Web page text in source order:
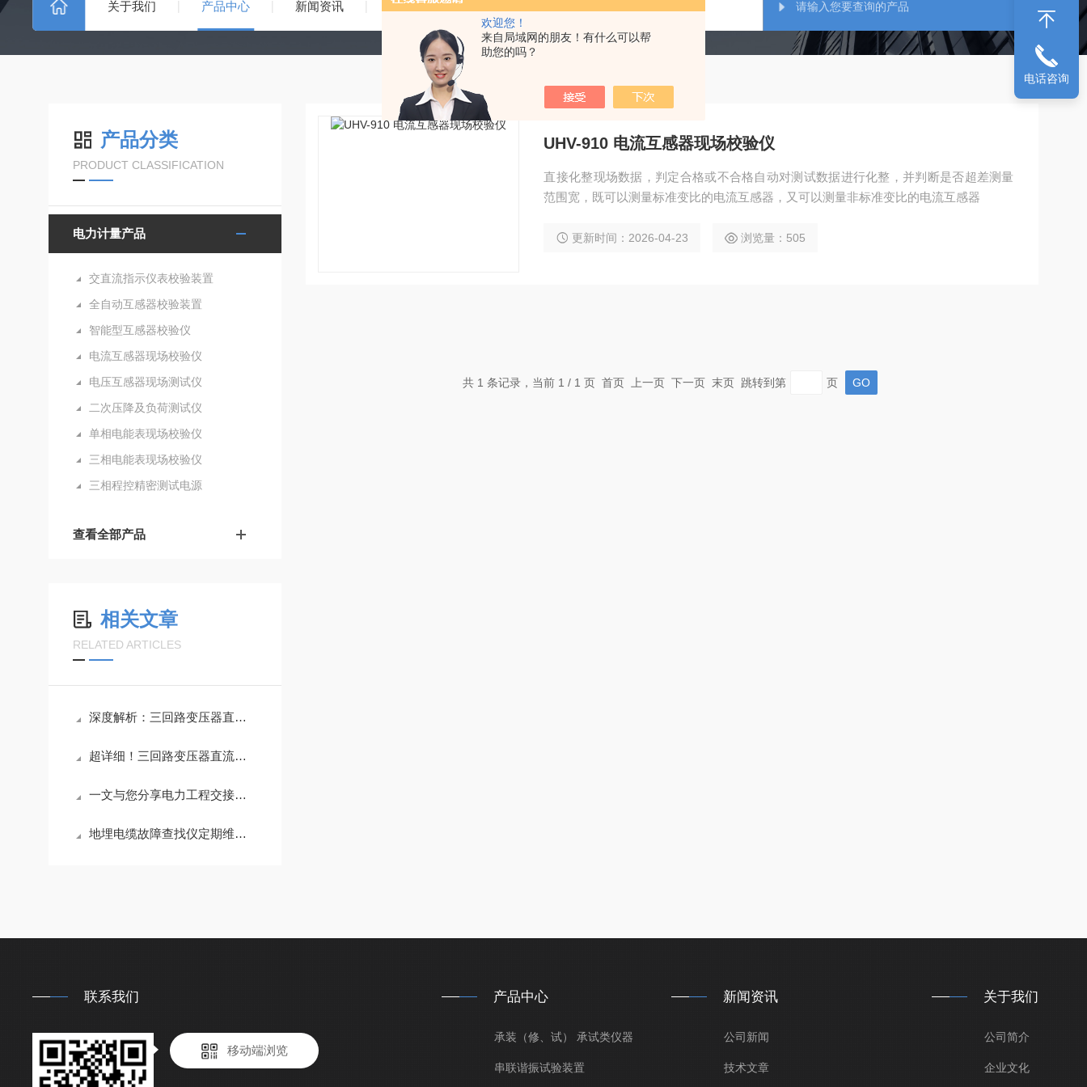
欢迎您！
来自局域网的朋友！有什么可以帮
助您的吗？
关于我们 产品中心 新闻资讯 技术文章
产品分类
PRODUCT CLASSIFICATION
电力计量产品
交直流指示仪表校验装置
全自动互感器校验装置
智能型互感器校验仪
电流互感器现场校验仪
电压互感器现场测试仪
二次压降及负荷测试仪
单相电能表现场校验仪
三相电能表现场校验仪
三相程控精密测试电源
查看全部产品
相关文章
RELATED ARTICLES
深度解析：三回路变压器直流电阻测试仪的正确使用方法全攻略
超详细！三回路变压器直流电阻测试仪正确使用方法大公开
一文与您分享电力工程交接试验的常见问题相应解决方法
地埋电缆故障查找仪定期维护保养方法的详细介绍
UHV-910 电流互感器现场校验仪
直接化整现场数据，判定合格或不合格自动对测试数据进行化整，并判断是否超差测量
范围宽，既可以测量标准变比的电流互感器，又可以测量非标准变比的电流互感器
更新时间：2026-04-23 浏览量：505
共 1 条记录，当前 1 / 1 页 首页 上一页 下一页 末页 跳转到第 页
联系我们
移动端浏览
产品中心
承装（修、试） 承试类仪器
串联谐振试验装置
新闻资讯
公司新闻
技术文章
关于我们
公司简介
企业文化
电话咨询